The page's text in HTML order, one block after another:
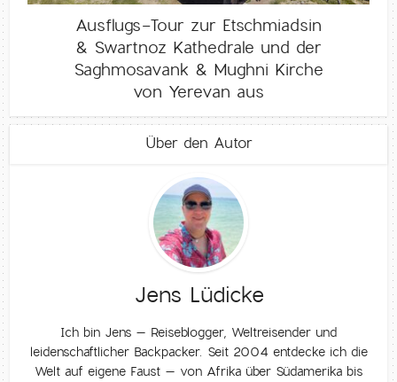
Ausflugs-Tour zur Etschmiadsin
& Swartnoz Kathedrale und der
Saghmosavank & Mughni Kirche
von Yerevan aus
Über den Autor
Jens Lüdicke
Ich bin Jens – Reiseblogger, Weltreisender und
leidenschaftlicher Backpacker. Seit 2004 entdecke ich die
Welt auf eigene Faust – von Afrika über Südamerika bis